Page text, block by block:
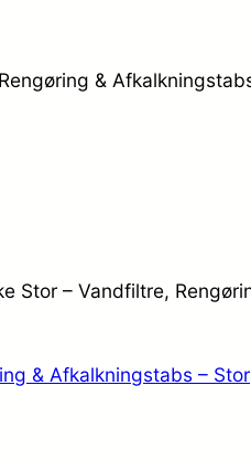
&
Stor – Vandfiltre,
& Afkalkningstabs – Stor